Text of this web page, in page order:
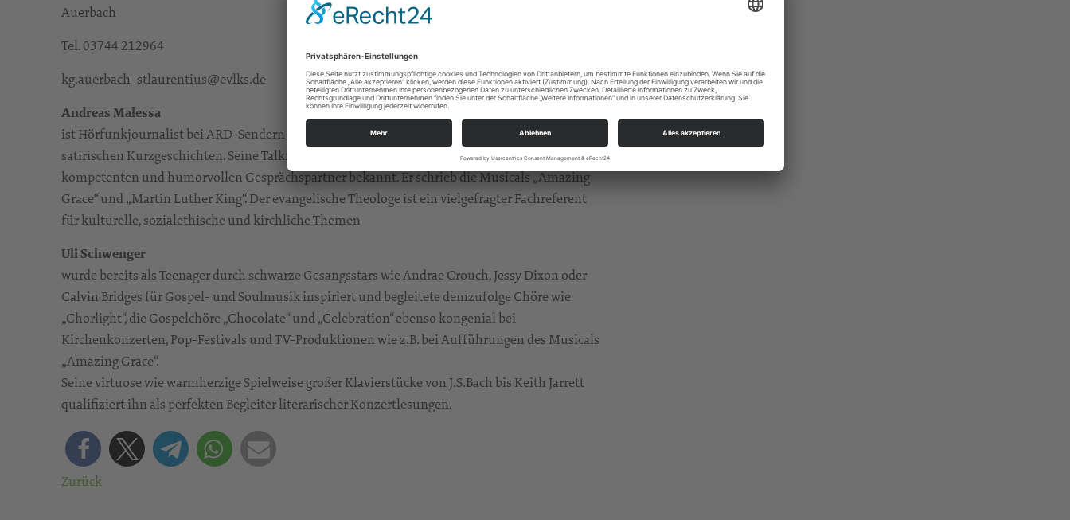
Auerbach
Tel. 03744 212964
kg.auerbach_stlaurentius@evlks.de
Andreas Malessa
ist Hörfunkjournalist bei ARD-Sendern sowie Buchautor von Sachbüchern, Biografien und
satirischen Kurzgeschichten. Seine Talkformate und Dokumentarfilme machten ihn als
kompetenten und humorvollen Gesprächspartner bekannt. Er schrieb die Musicals „Amazing
Grace“ und „Martin Luther King“. Der evangelische Theologe ist ein vielgefragter Fachreferent
für kulturelle, sozialethische und kirchliche Themen
Uli Schwenger
wurde bereits als Teenager durch schwarze Gesangsstars wie Andrae Crouch, Jessy Dixon oder
Calvin Bridges für Gospel- und Soulmusik inspiriert und begleitete demzufolge Chöre wie
„Chorlight“, die Gospelchöre „Chocolate“ und „Celebration“ ebenso kongenial bei
Kirchenkonzerten, Pop-Festivals und TV-Produktionen wie z.B. bei Aufführungen des Musicals
„Amazing Grace“.
Seine virtuose wie warmherzige Spielweise großer Klavierstücke von J.S.Bach bis Keith Jarrett
qualifiziert ihn als perfekten Begleiter literarischer Konzertlesungen.
Zurück